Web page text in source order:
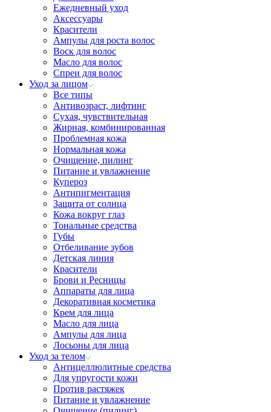
Ежедневный уход
Аксессуары
Красители
Ампулы для роста волос
Воск для волос
Масло для волос
Спреи для волос
Уход за лицом
Все типы
Антивозраст, лифтинг
Сухая, чувствительная
Жирная, комбинированная
Проблемная кожа
Нормальная кожа
Очищение, пилинг
Питание и увлажнение
Купероз
Антипигментация
Защита от солнца
Кожа вокруг глаз
Тональные средства
Губы
Отбеливание зубов
Детская линия
Красители
Брови и Ресницы
Аппараты для лица
Декоративная косметика
Крем для лица
Масло для лица
Ампулы для лица
Лосьоны для лица
Уход за телом
Антицеллюлитные средства
Для упругости кожи
Против растяжек
Питание и увлажнение